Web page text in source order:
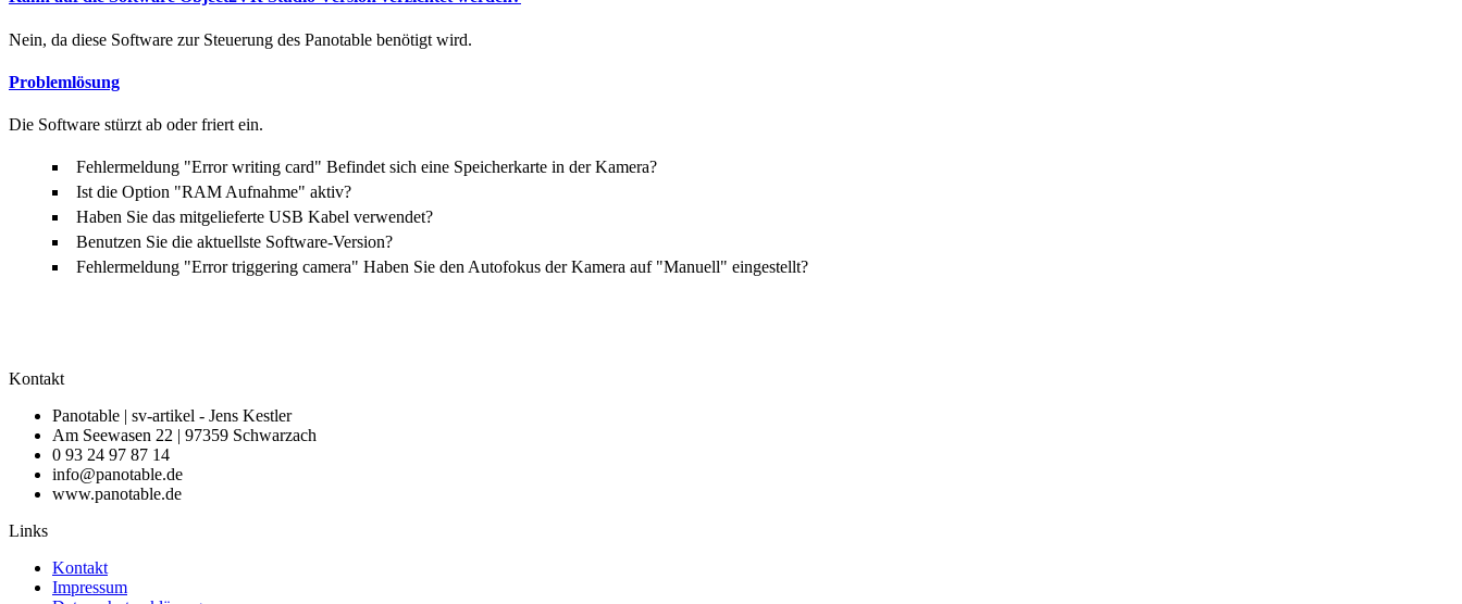
Nein, da diese Software zur Steuerung des Panotable benötigt wird.
Problemlösung
Die Software stürzt ab oder friert ein.
Fehlermeldung "Error writing card" Befindet sich eine Speicherkarte in der Kamera?
Ist die Option "RAM Aufnahme" aktiv?
Haben Sie das mitgelieferte USB Kabel verwendet?
Benutzen Sie die aktuellste Software-Version?
Fehlermeldung "Error triggering camera" Haben Sie den Autofokus der Kamera auf "Manuell" eingestellt?
Kontakt
Panotable | sv-artikel - Jens Kestler
Am Seewasen 22 | 97359 Schwarzach
0 93 24 97 87 14
info@panotable.de
www.panotable.de
Links
Kontakt
Impressum